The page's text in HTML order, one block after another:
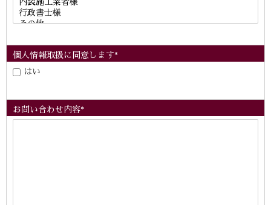
個人情報取扱に同意します*
はい
お問い合わせ内容*